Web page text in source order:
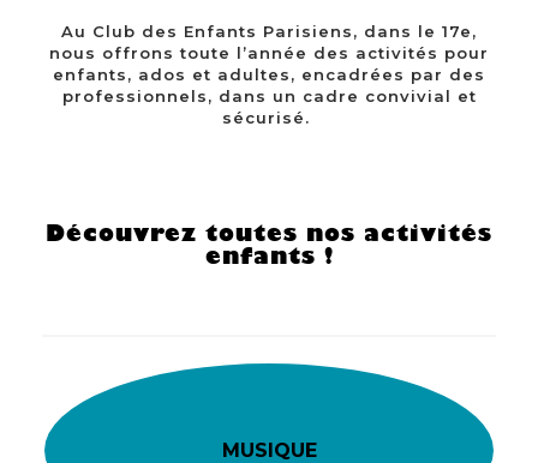
Au Club des Enfants Parisiens, dans le 17e,
nous offrons toute l’année des activités pour
enfants, ados et adultes, encadrées par des
professionnels, dans un cadre convivial et
sécurisé.
Découvrez toutes nos activités
enfants !
MUSIQUE